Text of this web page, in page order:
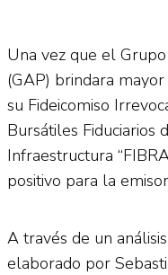
Una vez que el
(GAP) brindara
su Fideicomiso
Bursátiles Fiduciarios
Infraestructura
positivo para la
A través de un
elaborado por